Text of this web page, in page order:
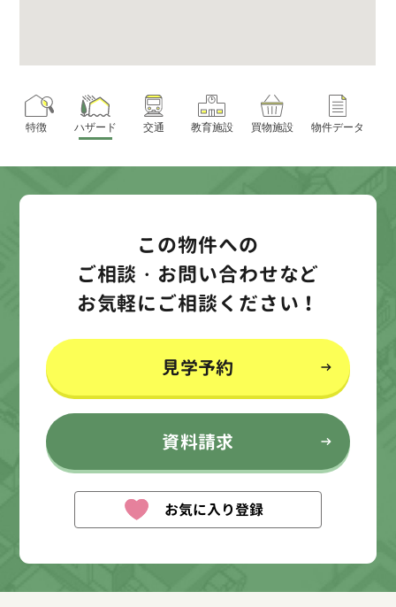
特徴 ハザード 交通 教育施設 買物施設 物件データ
この物件への
ご相談・お問い合わせなど
お気軽にご相談ください！
見学予約
資料請求
お気に入り登録